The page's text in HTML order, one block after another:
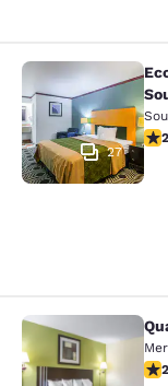
Econo
27
Quality